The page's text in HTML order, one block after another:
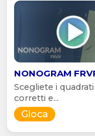
NONOGRAM
Scegliete i quadrati
corretti e...
Gioca